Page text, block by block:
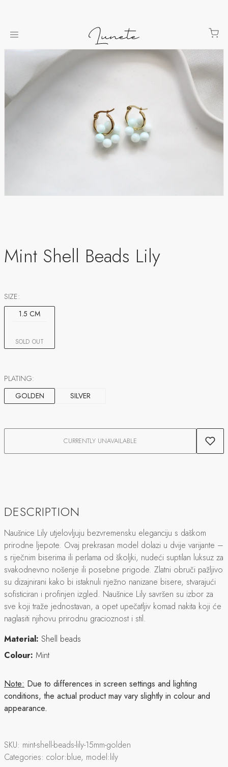
Mint Shell Beads Lily
SIZE:
1.5 CM
SOLD OUT
PLATING:
GOLDEN
SILVER
CURRENTLY UNAVAILABLE
DESCRIPTION
Naušnice Lily utjelovljuju bezvremensku eleganciju s daškom
prirodne ljepote. Ovaj prekrasan model dolazi u dvije varijante –
s riječnim biserima ili perlama od školjki, nudeći suptilan luksuz za
svakodnevno nošenje ili posebne prigode. Zlatni obruči pažljivo
su dizajnirani kako bi istaknuli nježno nanizane bisere, stvarajući
sofisticiran i profinjen izgled. Naušnice Lily savršen su izbor za
sve koji traže jednostavan, a opet upečatljiv komad nakita koji će
naglasiti njihovu prirodnu gracioznost i stil.
Material: Shell beads
Colour: Mint
Note: Due to differences in screen settings and lighting
conditions, the actual product may vary slightly in colour and
appearance.
SKU: mint-shell-beads-lily-15mm-golden
Categories: color:blue, model:lily